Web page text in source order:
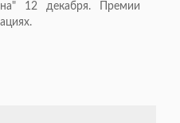
12 декабря. Премии